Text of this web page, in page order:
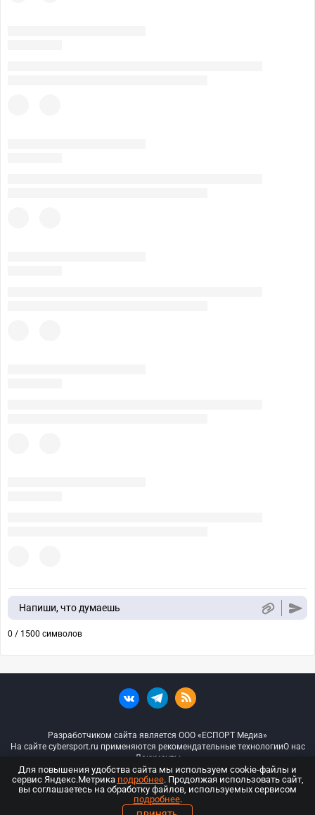
Напиши, что думаешь
0 / 1500 символов
Разработчиком сайта является ООО «ЕСПОРТ Медиа»
На сайте cybersport.ru применяются рекомендательные технологииО нас
Документы
© ООО «Киберспорт.ру» — Все права защищены
18+
Для повышения удобства сайта мы используем cookie-файлы и
сервис Яндекс.Метрика подробнее. Продолжая использовать сайт,
вы соглашаетесь на обработку файлов, используемых сервисом
подробнее.